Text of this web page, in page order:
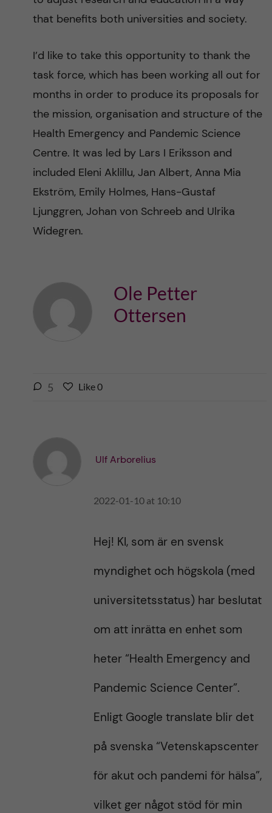
that benefits both universities and society.
I’d like to take this opportunity to thank the
task force, which has been working all out for
months in order to produce its proposals for
the mission, organisation and structure of the
Health Emergency and Pandemic Science
Centre. It was led by Lars I Eriksson and
included Eleni Aklillu, Jan Albert, Anna Mia
Ekström, Emily Holmes, Hans-Gustaf
Ljunggren, Johan von Schreeb and Ulrika
Widegren.
Ole Petter
Ottersen
5
L
t
i
Like0l
t
s
s
Ulf Arborelius
2022-01-10 at 10:10
Hej! KI, som är en svensk
myndighet och högskola (med
universitetsstatus) har beslutat
om att inrätta en enhet som
heter “Health Emergency and
Pandemic Science Center”.
Enligt Google translate blir det
på svenska “Vetenskapscenter
för akut och pandemi för hälsa”,
vilket ger något stöd för min